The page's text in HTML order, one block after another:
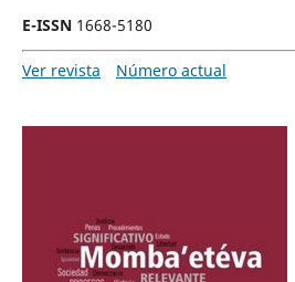
E-ISSN1668-5180
Ver revista Número actual